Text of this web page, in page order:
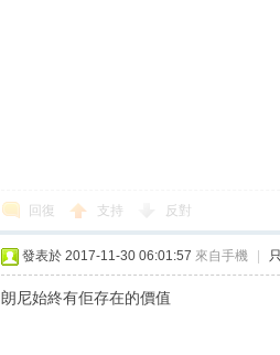
回復 支持 反對
發表於 2017-11-30 06:01:57 來自手機
朗尼始終有佢存在的價值